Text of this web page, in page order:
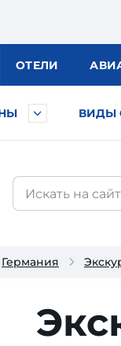
ОТЕЛИ
ВИДЫ
Германия